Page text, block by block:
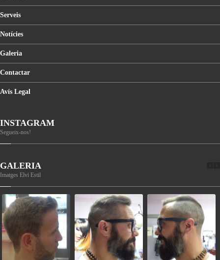
Serveis
Notícies
Galeria
Contactar
Avís Legal
INSTAGRAM
Segueix-nos!
GALERIA
Imatges Elvi Estil